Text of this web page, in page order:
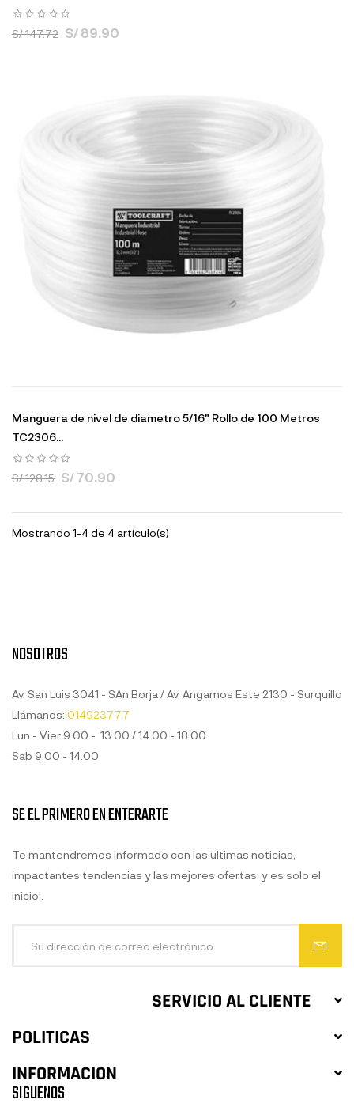
S/ 147.72 S/ 89.90
Manguera de nivel de diametro 5/16" Rollo de 100 Metros
TC2306...
S/ 128.15 S/ 70.90
Mostrando 1-4 de 4 artículo(s)
NOSOTROS
Av. San Luis 3041 - SAn Borja / Av. Angamos Este 2130 - Surquillo
Llámanos: 014923777
Lun - Vier 9.00 - 13.00 / 14.00 - 18.00
Sab 9.00 - 14.00
SERVICIO AL CLIENTE
POLITICAS
INFORMACION
SE EL PRIMERO EN ENTERARTE
Te mantendremos informado con las ultimas noticias,
impactantes tendencias y las mejores ofertas. y es solo el
inicio!.
SIGUENOS